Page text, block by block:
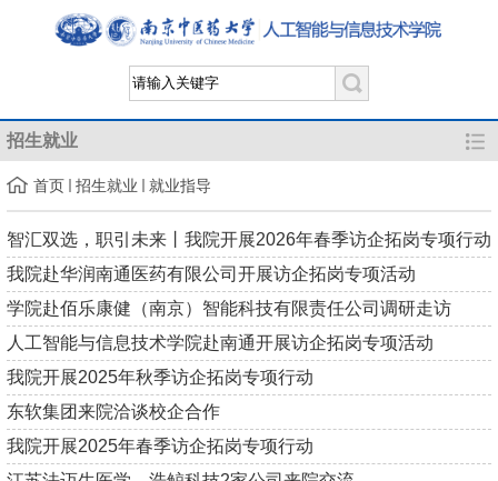
招生就业
首页 招生就业 就业指导
智汇双选，职引未来丨我院开展2026年春季访企拓岗专项行动
我院赴华润南通医药有限公司开展访企拓岗专项活动
学院赴佰乐康健（南京）智能科技有限责任公司调研走访
人工智能与信息技术学院赴南通开展访企拓岗专项活动
我院开展2025年秋季访企拓岗专项行动
东软集团来院洽谈校企合作
我院开展2025年春季访企拓岗专项行动